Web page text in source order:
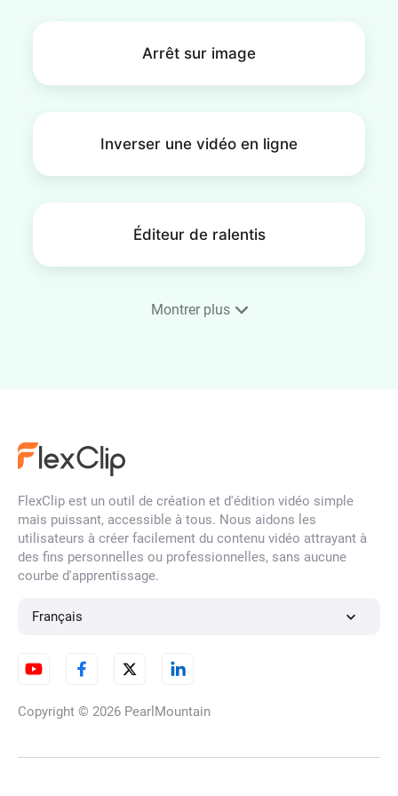
Arrêt sur image
Inverser une vidéo en ligne
Éditeur de ralentis
Vidéo Time Lapse
Convertisseur de fréquence
Montrer plus
FlexClip est un outil de création et d'édition vidéo simple
mais puissant, accessible à tous. Nous aidons les
utilisateurs à créer facilement du contenu vidéo attrayant à
des fins personnelles ou professionnelles, sans aucune
courbe d'apprentissage.
Français
Copyright © 2026 PearlMountain